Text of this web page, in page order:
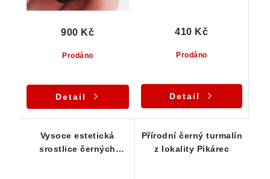
Prodáno
900 Kč
Detail
Prodáno
410 Kč
Detail
Vysoce estetická
srostlice černých
Přírodní černý turmalín
z lokality Pikárec